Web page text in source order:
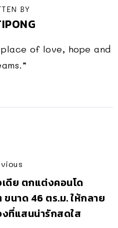
BY
of love, hope and
เดีย ตกแต่งคอนโด
ขนาด 46 ตร.ม. ให้กลาย
งที่แสนน่ารักสดใส